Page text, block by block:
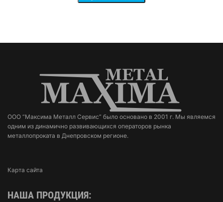
ООО “Максима Металл Сервис” было основано в 2001 г. Мы являемся
одним из динамично развивающихся операторов рынка
металлопроката в Днепровском регионе.
Карта сайта
НАША ПРОДУКЦИЯ: